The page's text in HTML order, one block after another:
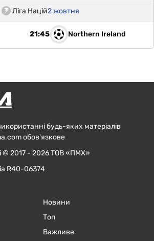
Ліга Націй2 жовтня
21:45 Northern Ireland
будь-яких матеріалів
обов'язкове
© 2017 - 2026 ТОВ «ПМХ»
R40-06374
Новини
Топ
Важливе